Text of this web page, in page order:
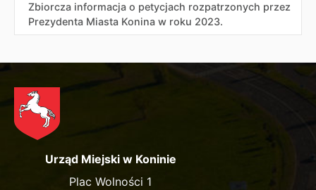
Zbiorcza informacja o petycjach rozpatrzonych przez
Prezydenta Miasta Konina w roku 2023.
Urząd Miejski w Koninie
Plac Wolności 1